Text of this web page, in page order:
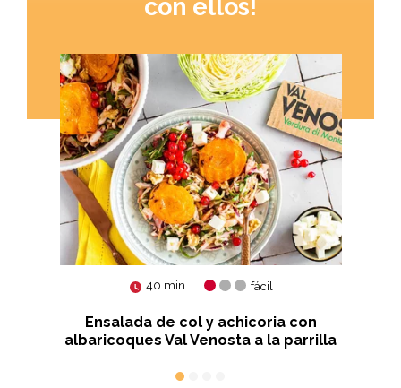
con ellos!
40 min. fácil
Ensalada de col y achicoria con
albaricoques Val Venosta a la parrilla